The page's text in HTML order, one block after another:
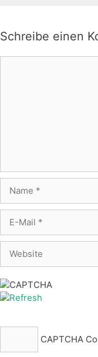
Schreibe einen
Mail
CAPTCHA